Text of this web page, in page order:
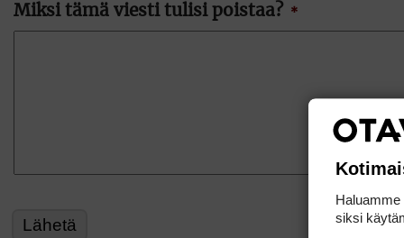
Miksi tämä viesti tulisi poistaa? *
siksi